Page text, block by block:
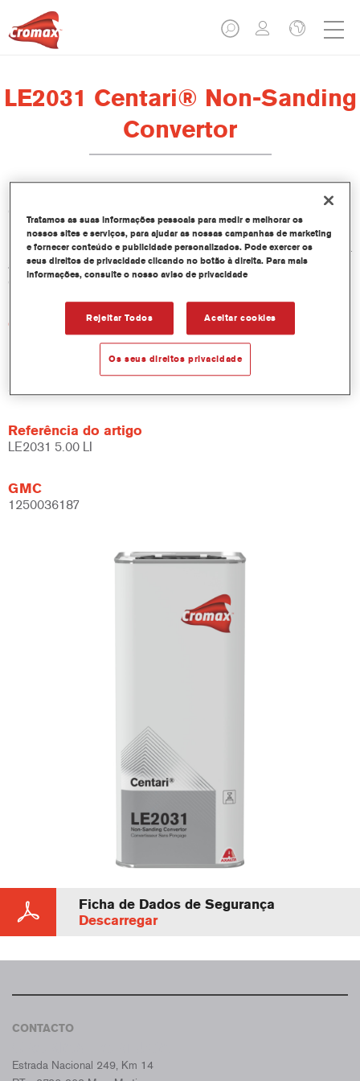
LE2031 Centari® Non-Sanding
Convertor
não lixável desenvolvido para utilização nos Aparelhos Plus de
Baixa Emissão LE2001, LE2004 e LE2007. Não é recomendada
a sua utilização como fundo para bases bicamada aquosas da
Cromax.
Características do produto
Product Variant
Referência do artigo
LE2031 5.00 LI
GMC
1250036187
Ficha de Dados de Segurança
Descarregar
CONTACTO
Estrada Nacional 249, Km 14
Tratamos as suas informações pessoais para medir e melhorar os
nossos sites e serviços, para ajudar as nossas campanhas de marketing
e fornecer conteúdo e publicidade personalizados. Pode exercer os
seus direitos de privacidade clicando no botão à direita. Para mais
informações, consulte o nosso aviso de privacidade
Rejeitar Todos Aceitar cookies
Os seus direitos privacidade